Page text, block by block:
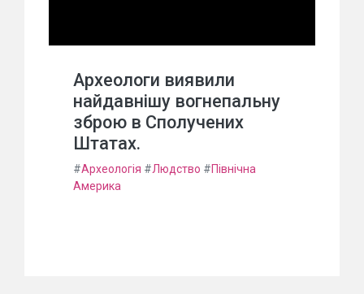
Археологи виявили
найдавнішу вогнепальну
зброю в Сполучених
Штатах.
#Археологія #Людство #Північна
Америка